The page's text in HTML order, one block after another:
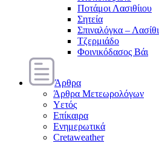
Ποτάμοι Λασιθίιου
Σητεία
Σπιναλόγκα – Λασίθι
Τζερμιάδο
Φοινικόδασος Βάι
Άρθρα
Άρθρα Μετεωρολόγων
Υετός
Επίκαιρα
Ενημερωτικά
Cretaweather